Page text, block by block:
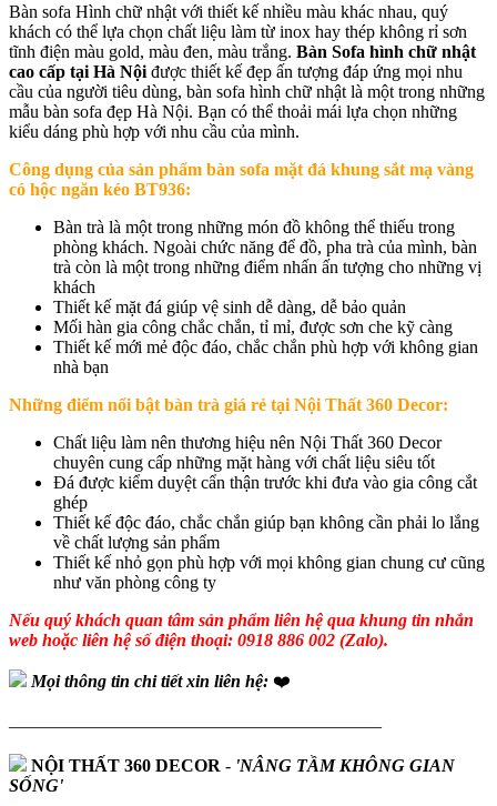
Bàn sofa Hình chữ nhật với thiết kế nhiều màu khác nhau, quý
khách có thể lựa chọn chất liệu làm từ inox hay thép không rỉ sơn
tĩnh điện màu gold, màu đen, màu trắng. Bàn Sofa hình chữ nhật
cao cấp tại Hà Nội được thiết kế đẹp ấn tượng đáp ứng mọi nhu
cầu của người tiêu dùng, bàn sofa hình chữ nhật là một trong những
mẫu bàn sofa đẹp Hà Nội. Bạn có thể thoải mái lựa chọn những
kiểu dáng phù hợp với nhu cầu của mình.
Công dụng của sản phẩm bàn sofa mặt đá khung sắt mạ vàng
có hộc ngăn kéo BT936:
Bàn trà là một trong những món đồ không thể thiếu trong
phòng khách. Ngoài chức năng để đồ, pha trà của mình, bàn
trà còn là một trong những điểm nhấn ấn tượng cho những vị
khách
Thiết kế mặt đá giúp vệ sinh dễ dàng, dễ bảo quản
Mối hàn gia công chắc chắn, tỉ mỉ, được sơn che kỹ càng
Thiết kế mới mẻ độc đáo, chắc chắn phù hợp với không gian
nhà bạn
Những điểm nổi bật bàn trà giá rẻ tại Nội Thất 360 Decor:
Chất liệu làm nên thương hiệu nên Nội Thất 360 Decor
chuyên cung cấp những mặt hàng với chất liệu siêu tốt
Đá được kiểm duyệt cẩn thận trước khi đưa vào gia công cắt
ghép
Thiết kế độc đáo, chắc chắn giúp bạn không cần phải lo lắng
về chất lượng sản phẩm
Thiết kế nhỏ gọn phù hợp với mọi không gian chung cư cũng
như văn phòng công ty
Nếu quý khách quan tâm sản phẩm liên hệ qua khung tin nhắn
web hoặc liên hệ số điện thoại: 0918 886 002 (Zalo).
Mọi thông tin chi tiết xin liên hệ: ❤️
—————————————————————
NỘI THẤT 360 DECOR - 'NÂNG TẦM KHÔNG GIAN
SỐNG'